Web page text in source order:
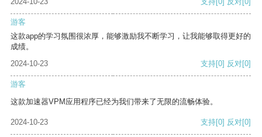
游客
这款app的学习氛围很浓厚，能够激励我不断学习，让我能够取得更好的
成绩。
2024-10-23
支持[0] 反对[0]
游客
这款加速器VPM应用程序已经为我们带来了无限的流畅体验。
2024-10-23 支持[0] 反对[0]